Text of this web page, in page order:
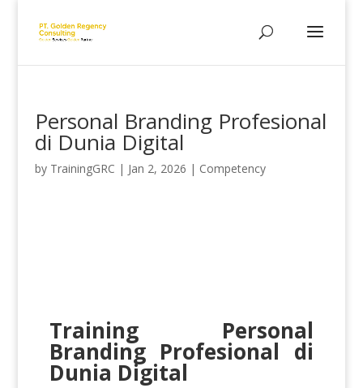
Personal Branding Profesional
di Dunia Digital
by TrainingGRC | Jan 2, 2026 | Competency
Training Personal
Branding Profesional di
Dunia Digital